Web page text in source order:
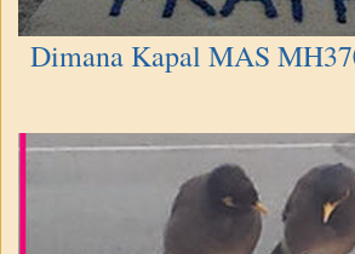
Dimana Kapal MAS